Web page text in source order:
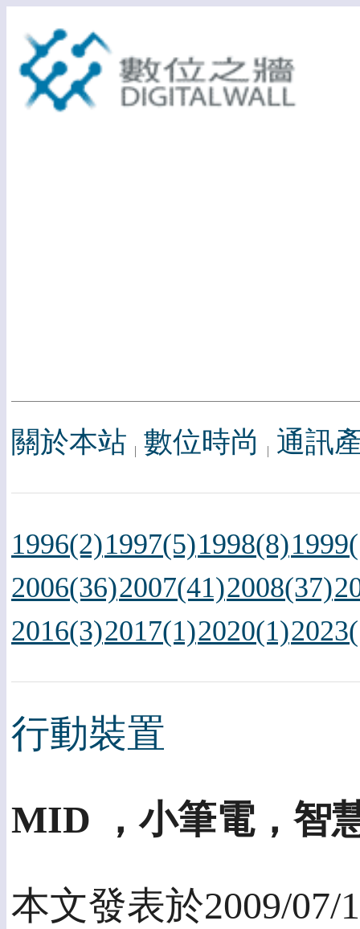
關於本站 數位時尚 通訊
1996(2)1997(5)1998(8)
2006(36)2007(41)2008(37)
2016(3)2017(1)2020(1)
行動裝置
MID ，小筆電，智
本文發表於2009/07/